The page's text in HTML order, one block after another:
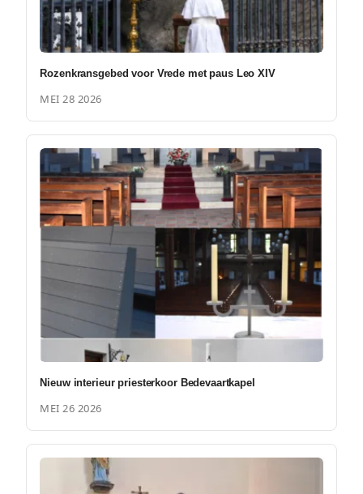
Rozenkransgebed voor Vrede met paus Leo XIV
MEI 28 2026
Nieuw interieur priesterkoor Bedevaartkapel
MEI 26 2026